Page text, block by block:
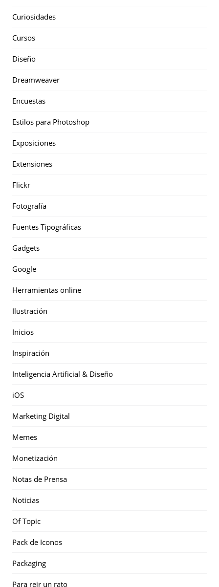
Curiosidades
Cursos
Diseño
Dreamweaver
Encuestas
Estilos para Photoshop
Exposiciones
Extensiones
Flickr
Fotografía
Fuentes Tipográficas
Gadgets
Google
Herramientas online
Ilustración
Inicios
Inspiración
Inteligencia Artificial & Diseño
iOS
Marketing Digital
Memes
Monetización
Notas de Prensa
Noticias
Of Topic
Pack de Iconos
Packaging
Para reir un rato